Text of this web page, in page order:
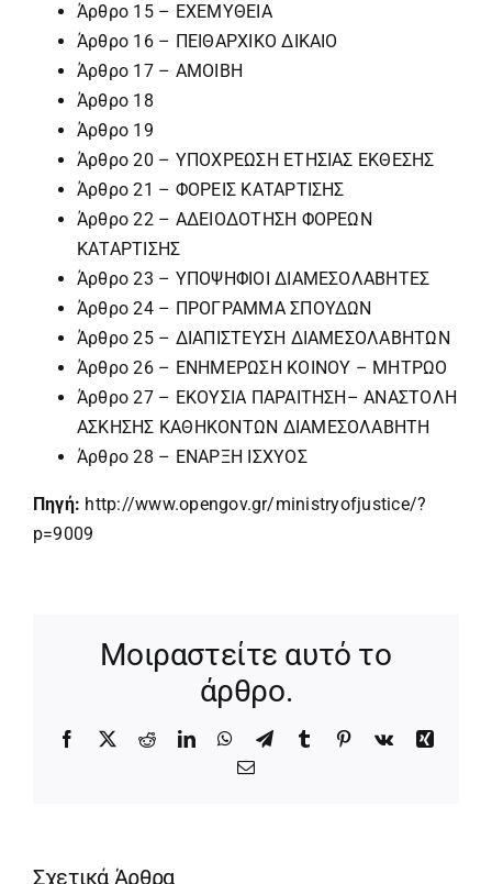
Άρθρο 15 – ΕΧΕΜΥΘΕΙΑ
Άρθρο 16 – ΠΕΙΘΑΡΧΙΚΟ ΔΙΚΑΙΟ
Άρθρο 17 – ΑΜΟΙΒΗ
Άρθρο 18
Άρθρο 19
Άρθρο 20 – ΥΠΟΧΡΕΩΣΗ ΕΤΗΣΙΑΣ ΕΚΘΕΣΗΣ
Άρθρο 21 – ΦΟΡΕΙΣ ΚΑΤΑΡΤΙΣΗΣ
Άρθρο 22 – ΑΔΕΙΟΔΟΤΗΣΗ ΦΟΡΕΩΝ
ΚΑΤΑΡΤΙΣΗΣ
Άρθρο 23 – ΥΠΟΨΗΦΙΟΙ ΔΙΑΜΕΣΟΛΑΒΗΤΕΣ
Άρθρο 24 – ΠΡΟΓΡΑΜΜΑ ΣΠΟΥΔΩΝ
Άρθρο 25 – ΔΙΑΠΙΣΤΕΥΣΗ ΔΙΑΜΕΣΟΛΑΒΗΤΩΝ
Άρθρο 26 – ΕΝΗΜΕΡΩΣΗ ΚΟΙΝΟΥ – ΜΗΤΡΩΟ
Άρθρο 27 – ΕΚΟΥΣΙΑ ΠΑΡΑΙΤΗΣΗ– ΑΝΑΣΤΟΛΗ
ΑΣΚΗΣΗΣ ΚΑΘΗΚΟΝΤΩΝ ΔΙΑΜΕΣΟΛΑΒΗΤΗ
Άρθρο 28 – ΕΝΑΡΞΗ ΙΣΧΥΟΣ
Πηγή: http://www.opengov.gr/ministryofjustice/?
p=9009
Μοιραστείτε αυτό το
άρθρο.
Facebook
X RedditLinkedInWhatsApp
TelegramTumblr Pinterest
Vk
Xing
Email
Σχετικά Άρθρα